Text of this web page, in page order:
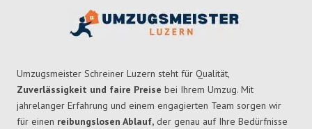
Umzugsmeister Schreiner Luzern steht für Qualität,
Zuverlässigkeit und faire Preise bei Ihrem Umzug. Mit
jahrelanger Erfahrung und einem engagierten Team sorgen wir
für einen reibungslosen Ablauf, der genau auf Ihre Bedürfnisse